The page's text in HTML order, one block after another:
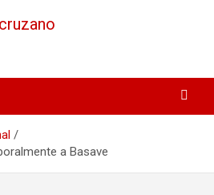
a Basave